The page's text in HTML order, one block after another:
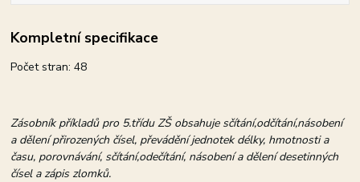
Kompletní specifikace
Počet stran: 48
Zásobník příkladů pro 5.třídu ZŠ obsahuje sčítání,odčítání,násobení
a dělení přirozených čísel, převádění jednotek délky, hmotnosti a
času, porovnávání, sčítání,odečítání, násobení a dělení desetinných
čísel a zápis zlomků.